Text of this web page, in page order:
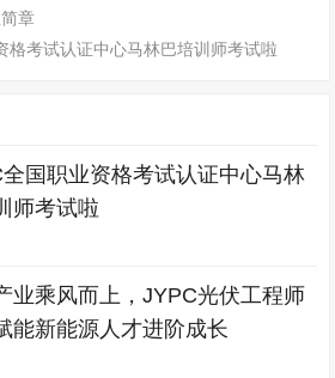
章
格考试认证中心马林巴培训师考试啦
国职业资格考试认证中心马林
师考试啦
业乘风而上，JYPC光伏工程师
能新能源人才进阶成长